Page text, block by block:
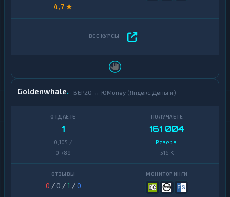
4,7 ★
Goldenwhale BEP20 ↔ ЮMoney (Яндекс.Деньги)
1
0,105 /
0,789
161 004
Резерв:
516 K
0 / 0 /1 /0